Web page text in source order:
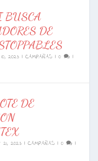
BUSCA
DE
2023 |CAMPAÑAS |0 |
DE
2023 |CAMPAÑAS |0 |